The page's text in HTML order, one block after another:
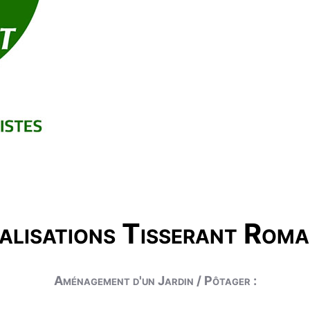
Tisserant
Aménagement d'un Jardin / Pôtager :